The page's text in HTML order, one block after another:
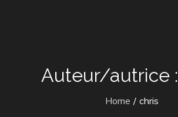
Auteur/autrice :
Home chris